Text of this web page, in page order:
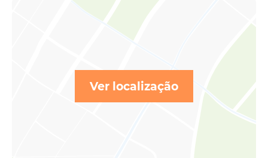
Ver localização